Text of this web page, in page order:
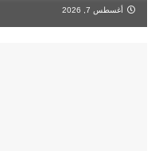
أغسطس 7, 2026